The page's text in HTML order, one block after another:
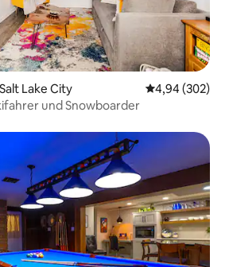
Lake City
4,94 (302)
und Snowboarder